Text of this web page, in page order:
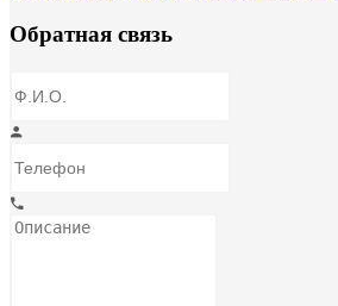
Обратная связь